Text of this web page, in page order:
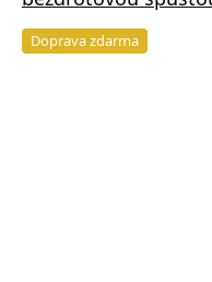
Doprava zdarma